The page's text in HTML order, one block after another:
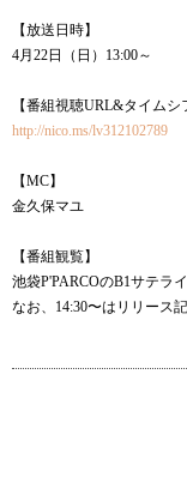
【放送日時】
4月22日（日）13:00～
【番組視聴URL&タイムシ
http://nico.ms/lv312102789
【MC】
金久保マユ
【番組観覧】
池袋P'PARCOのB1サテラ
なお、14:30〜はリリース